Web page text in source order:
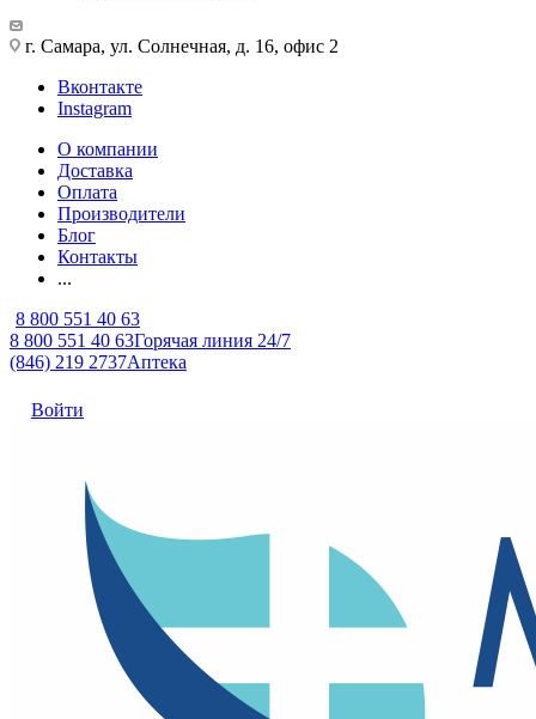
г. Самара, ул. Солнечная, д. 16, офис 2
Вконтакте
Instagram
О компании
Доставка
Оплата
Производители
Блог
Контакты
...
8 800 551 40 63
8 800 551 40 63Горячая линия 24/7
(846) 219 2737Аптека
Войти